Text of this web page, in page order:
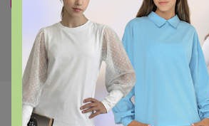
Омега-3 (ПНЖК 1050),
90капс, Naturalsphere
Самые желанные